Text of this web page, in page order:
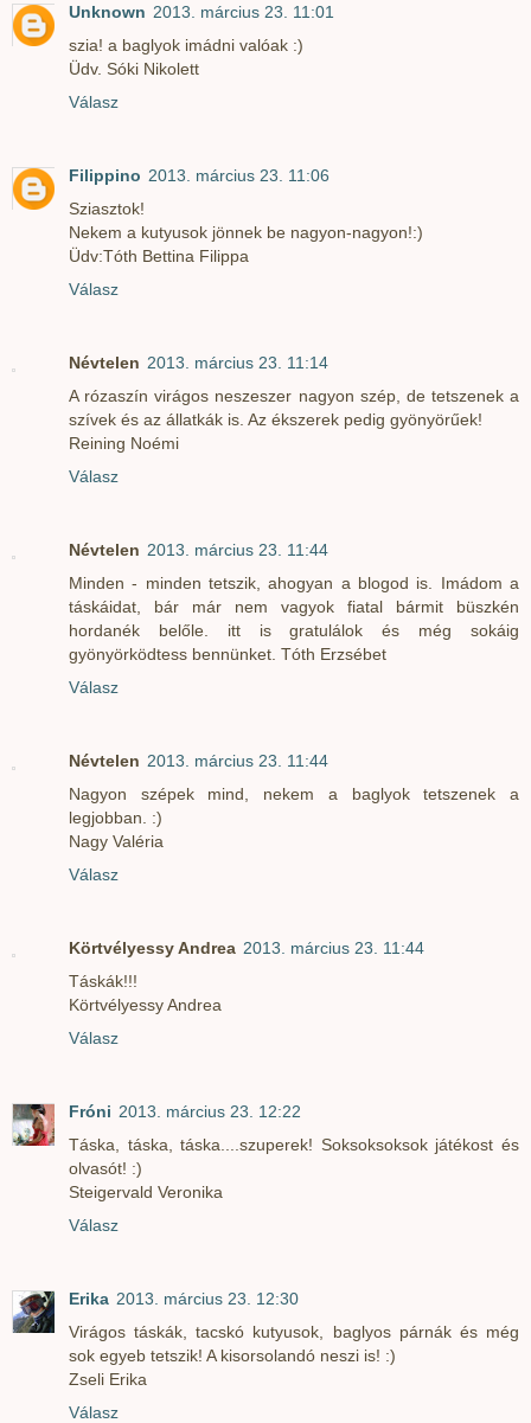
Unknown 2013. március 23. 11:01
szia! a baglyok imádni valóak :)
Üdv. Sóki Nikolett
Válasz
Filippino 2013. március 23. 11:06
Sziasztok!
Nekem a kutyusok jönnek be nagyon-nagyon!:)
Üdv:Tóth Bettina Filippa
Válasz
Névtelen 2013. március 23. 11:14
A rózaszín virágos neszeszer nagyon szép, de tetszenek a
szívek és az állatkák is. Az ékszerek pedig gyönyörűek!
Reining Noémi
Válasz
Névtelen 2013. március 23. 11:44
Minden - minden tetszik, ahogyan a blogod is. Imádom a
táskáidat, bár már nem vagyok fiatal bármit büszkén
hordanék belőle. itt is gratulálok és még sokáig
gyönyörködtess bennünket. Tóth Erzsébet
Válasz
Névtelen 2013. március 23. 11:44
Nagyon szépek mind, nekem a baglyok tetszenek a
legjobban. :)
Nagy Valéria
Válasz
Körtvélyessy Andrea 2013. március 23. 11:44
Táskák!!!
Körtvélyessy Andrea
Válasz
Fróni 2013. március 23. 12:22
Táska, táska, táska....szuperek! Soksoksoksok játékost és
olvasót! :)
Steigervald Veronika
Válasz
Erika 2013. március 23. 12:30
Virágos táskák, tacskó kutyusok, baglyos párnák és még
sok egyeb tetszik! A kisorsolandó neszi is! :)
Zseli Erika
Válasz